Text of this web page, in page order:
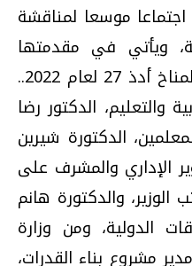
موسعا لمناقشة
ويأتي في مقدمتها
المشاركة في مؤتمر تغير المناخ أدذ 27 لعام 2022..
والتعليم، الدكتور رضا
الدكتورة شيرين
الإداري والمشرف على
الوزير، والدكتورة هانم
الدولية، ومن وزارة
مشروع بناء القدرات،